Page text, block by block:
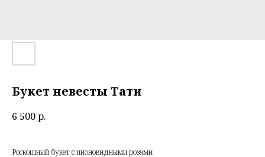
Букет невесты Тати
6 500р.
Роскошный букет с пионовидными розами